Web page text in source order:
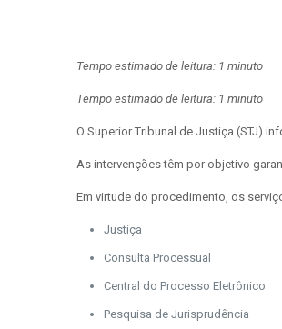
Tempo estimado de leitura: 1 minuto
Tempo estimado de leitura: 1 minuto
O Superior Tribunal de Justiça (STJ)
As intervenções têm por objetivo
Em virtude do procedimento, os
Justiça
Consulta Processual
Central do Processo Eletrônico
Pesquisa de Jurisprudência